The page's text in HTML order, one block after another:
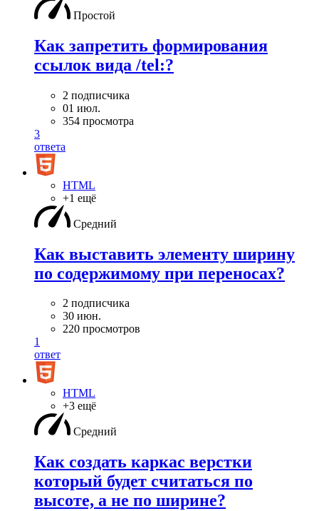
Простой
Как запретить формирования
ссылок вида /tel:?
2 подписчика
01 июл.
354 просмотра
3
ответа
HTML
+1 ещё
Средний
Как выставить элементу ширину
по содержимому при переносах?
2 подписчика
30 июн.
220 просмотров
1
ответ
HTML
+3 ещё
Средний
Как создать каркас верстки
который будет считаться по
высоте, а не по ширине?